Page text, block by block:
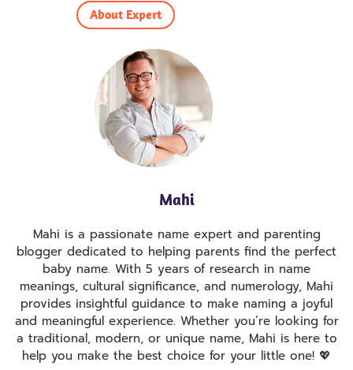
About Expert
Mahi
Mahi is a passionate name expert and parenting
blogger dedicated to helping parents find the perfect
baby name. With 5 years of research in name
meanings, cultural significance, and numerology, Mahi
provides insightful guidance to make naming a joyful
and meaningful experience. Whether you’re looking for
a traditional, modern, or unique name, Mahi is here to
help you make the best choice for your little one! 💖